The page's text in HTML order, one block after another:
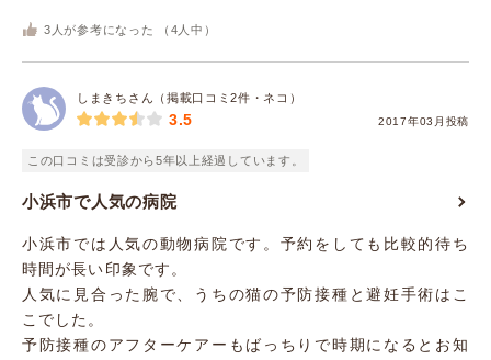
3 人が参考になった （ 4 人中）
しまきちさん（掲載口コミ2件・ネコ）
2017年03月投稿
3.5
この口コミは受診から5年以上経過しています。
小浜市で人気の病院
小浜市では人気の動物病院です。予約をしても比較的待ち
時間が長い印象です。
人気に見合った腕で、うちの猫の予防接種と避妊手術はこ
こでした。
予防接種のアフターケアーもばっちりで時期になるとお知